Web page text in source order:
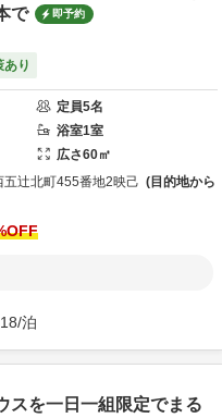
で
即予約
り
定員5名
浴室1室
広さ60㎡
五辻北町455番地2映己
目的地から
/泊
スを一日一組限定でまる